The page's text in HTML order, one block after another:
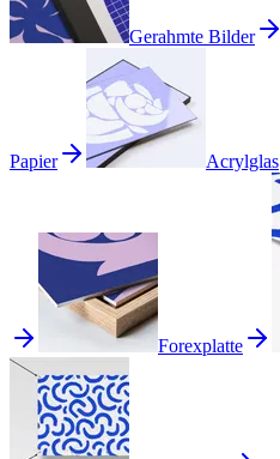
Gerahmte Bilder
Papier Acrylglas
Forexplatte